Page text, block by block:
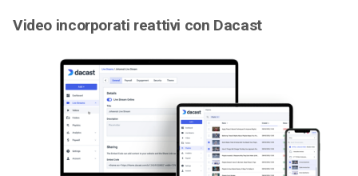
Video incorporati reattivi con Dacast